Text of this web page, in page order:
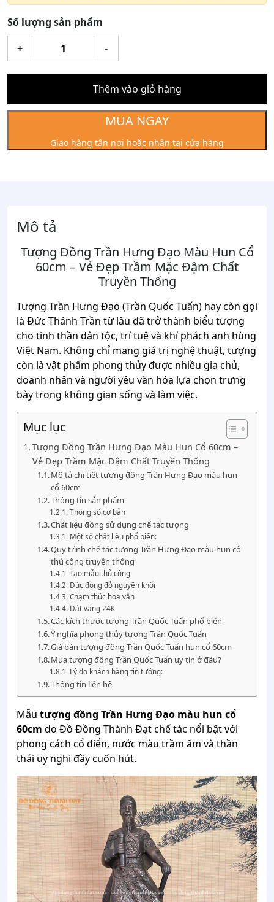
Số lượng sản phẩm
-
Tượng
Đồng
Trần
Đạo
Cổ
+
Thêm vào giỏ hàng
MUA NGAY
Giao hàng tận nơi hoặc nhận tại cửa hàng
Mô tả
Tượng Đồng Trần Hưng Đạo Màu Hun Cổ
60cm – Vẻ Đẹp Trầm Mặc Đậm Chất
Truyền Thống
Tượng Trần Hưng Đạo (Trần Quốc Tuấn) hay còn gọi
là Đức Thánh Trần từ lâu đã trở thành biểu tượng
cho tinh thần dân tộc, trí tuệ và khí phách anh hùng
Việt Nam. Không chỉ mang giá trị nghệ thuật, tượng
còn là vật phẩm phong thủy được nhiều gia chủ,
doanh nhân và người yêu văn hóa lựa chọn trưng
bày trong không gian sống và làm việc.
Mục lục
Tượng Đồng Trần Hưng Đạo Màu Hun Cổ 60cm –
Vẻ Đẹp Trầm Mặc Đậm Chất Truyền Thống
Mô tả chi tiết tượng đồng Trần Hưng Đạo màu hun
cổ 60cm
Thông tin sản phẩm
Thông số cơ bản
Chất liệu đồng sử dụng chế tác tượng
Một số chất liệu phổ biến:
Quy trình chế tác tượng Trần Hưng Đạo màu hun cổ
thủ công truyền thống
Tạo mẫu thủ công
Đúc đồng đỏ nguyên khối
Chạm thúc hoa văn
Dát vàng 24K
Các kích thước tượng Trần Quốc Tuấn phổ biến
Ý nghĩa phong thủy tượng Trần Quốc Tuấn
Giá bán tượng đồng Trần Quốc Tuấn hun cổ 60cm
Mua tượng đồng Trần Quốc Tuấn uy tín ở đâu?
Lý do khách hàng tin tưởng:
Thông tin liên hệ
Mẫu tượng đồng Trần Hưng Đạo màu hun cổ
60cm do Đồ Đồng Thành Đạt chế tác nổi bật với
phong cách cổ điển, nước màu trầm ấm và thần
thái uy nghi đầy cuốn hút.